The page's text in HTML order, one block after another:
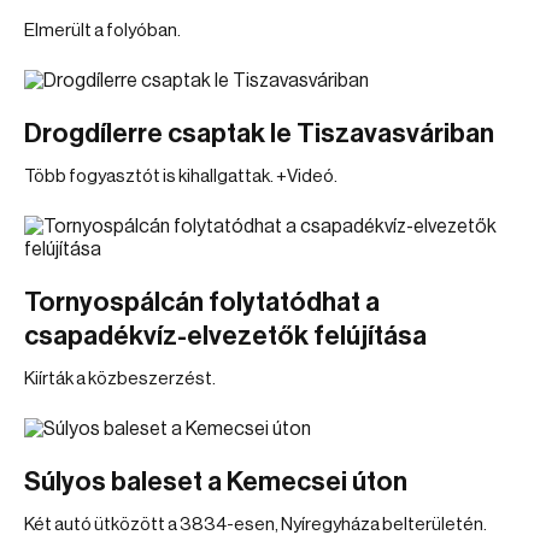
Elmerült a folyóban.
Drogdílerre csaptak le Tiszavasváriban
Több fogyasztót is kihallgattak. +Videó.
Tornyospálcán folytatódhat a
csapadékvíz-elvezetők felújítása
Kiírták a közbeszerzést.
Súlyos baleset a Kemecsei úton
Két autó ütközött a 3834-esen, Nyíregyháza belterületén.